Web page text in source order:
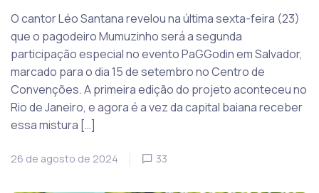
O cantor Léo Santana revelou na última sexta-feira (23)
que o pagodeiro Mumuzinho será a segunda
participação especial no evento PaGGodin em Salvador,
marcado para o dia 15 de setembro no Centro de
Convenções. A primeira edição do projeto aconteceu no
Rio de Janeiro, e agora é a vez da capital baiana receber
essa mistura […]
26 de agosto de 2024 33